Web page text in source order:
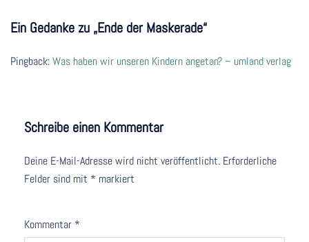
Ein Gedanke zu „Ende der Maskerade“
Pingback:Was haben wir unseren Kindern angetan? – umland verlag
Schreibe einen Kommentar
Deine E-Mail-Adresse wird nicht veröffentlicht. Erforderliche
Felder sind mit * markiert
Kommentar *